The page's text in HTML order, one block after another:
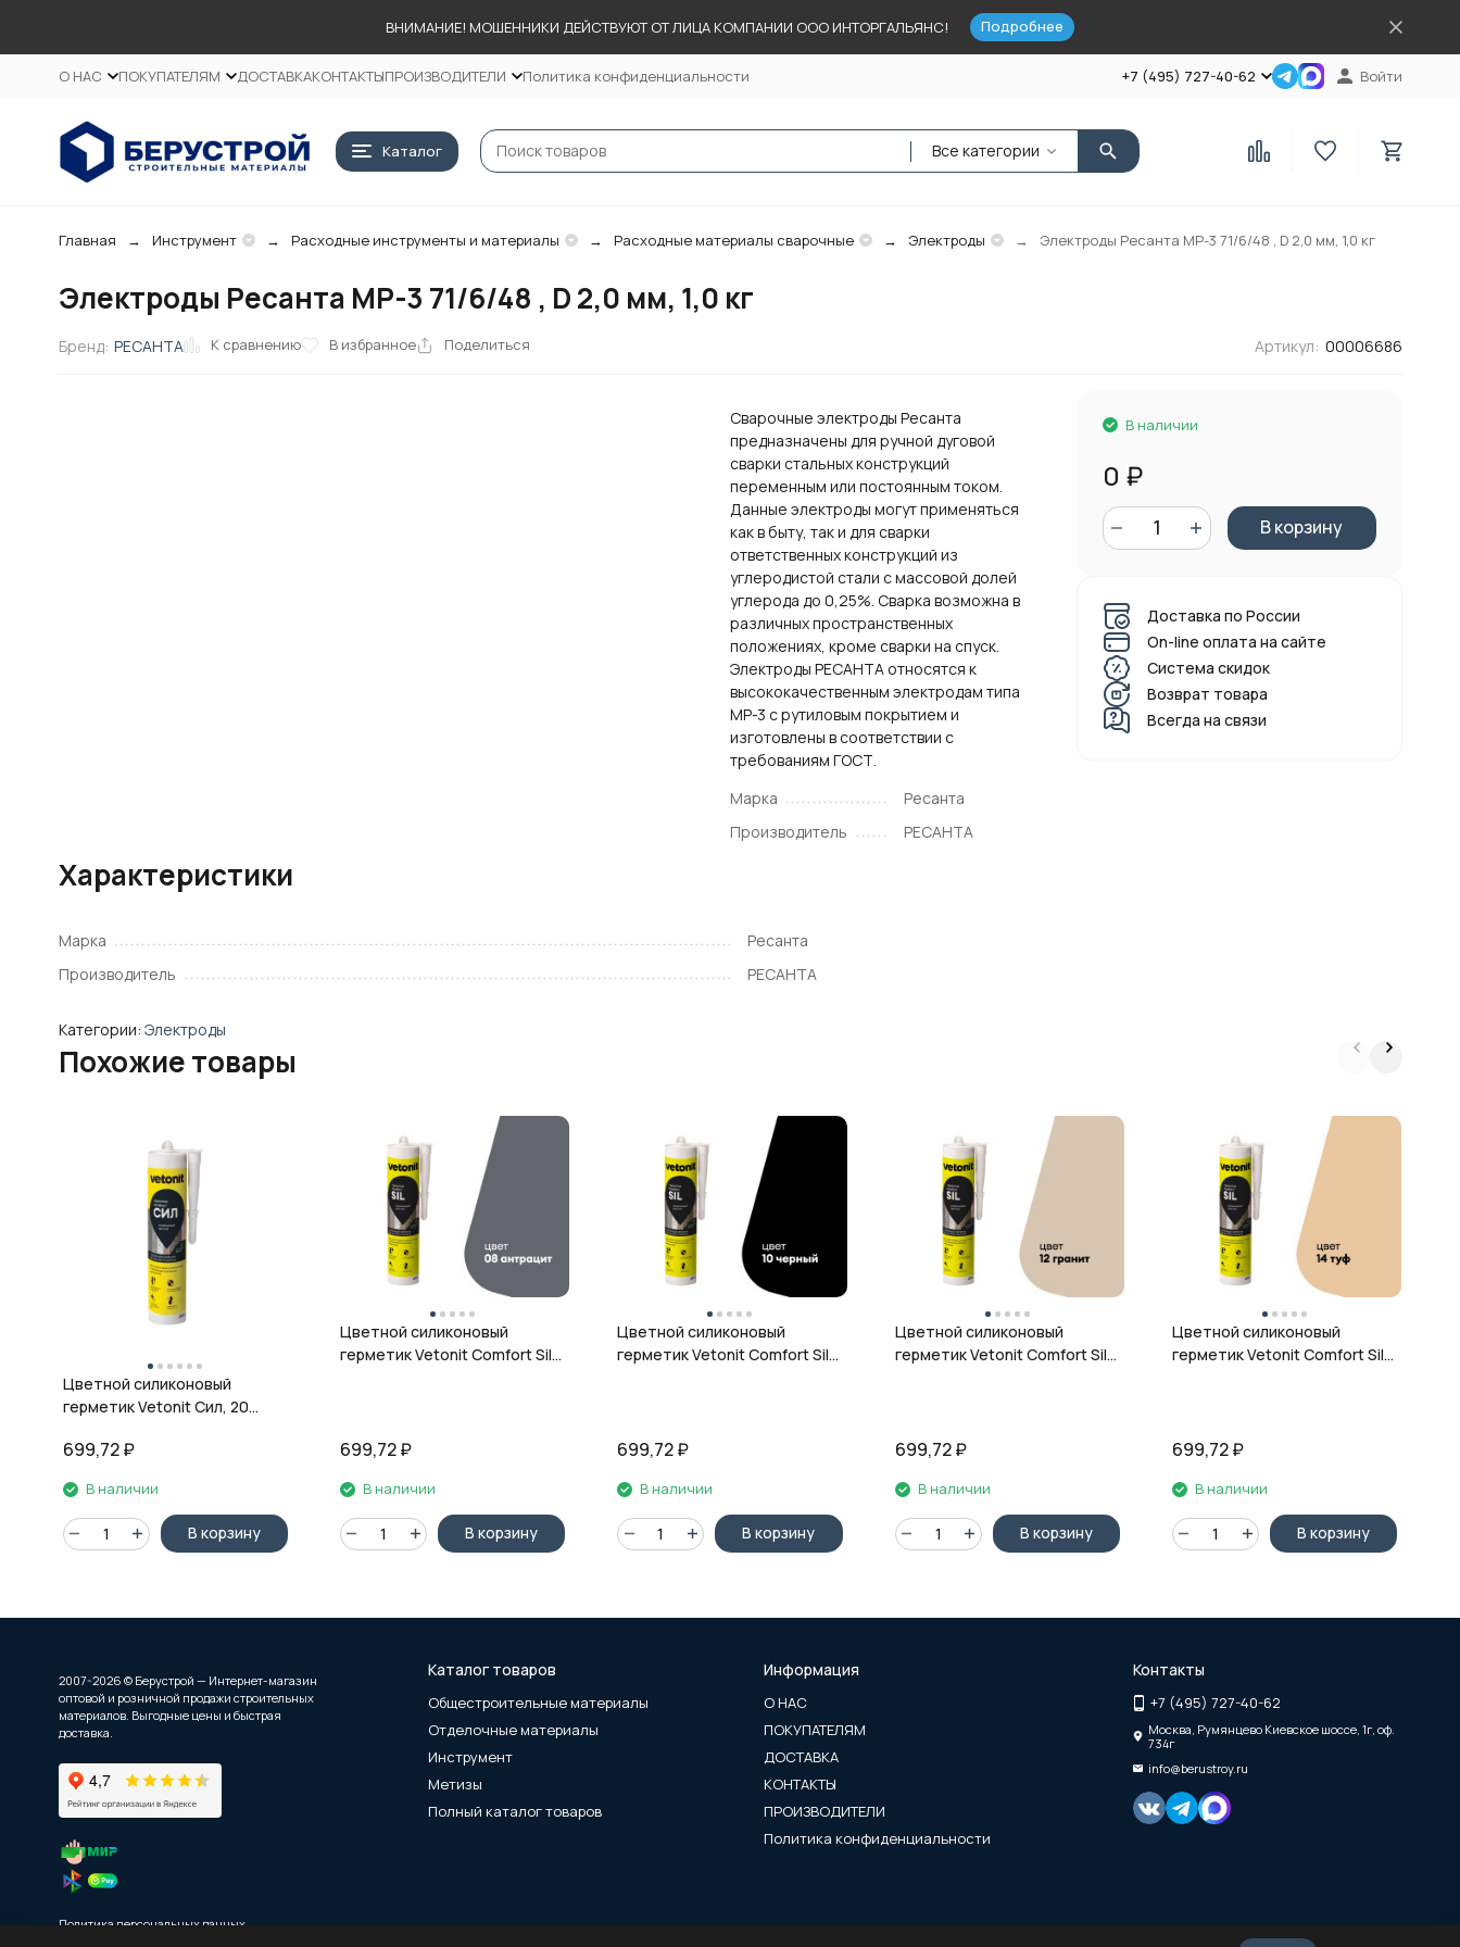
ВНИМАНИЕ! МОШЕННИКИ ДЕЙСТВУЮТ ОТ ЛИЦА КОМПАНИИ ООО ИНТОРГАЛЬЯНС! Подробнее
О НАС ПОКУПАТЕЛЯМ ДОСТАВКАКОНТАКТЫПРОИЗВОДИТЕЛИ Политика конфиденциальности +7 (495) 727-40-62 Войти
Каталог Все категории
Главная Инструмент Расходные инструменты и материалы Расходные материалы сварочные Электроды Электроды Ресанта МР-3 71/6/48 , D 2,0 мм, 1,0 кг
Электроды Ресанта МР-3 71/6/48 , D 2,0 мм, 1,0 кг
Бренд: РЕСАНТА К сравнению В избранное Поделиться Артикул: 00006686
Сварочные электроды Ресанта
предназначены для ручной дуговой
сварки стальных конструкций
переменным или постоянным током.
Данные электроды могут применяться
как в быту, так и для сварки
ответственных конструкций из
углеродистой стали с массовой долей
углерода до 0,25%. Сварка возможна в
различных пространственных
положениях, кроме сварки на спуск.
Электроды РЕСАНТА относятся к
высококачественным электродам типа
МР-3 с рутиловым покрытием и
изготовлены в соответствии с
требованиям ГОСТ.
Марка
Ресанта
Производитель
РЕСАНТА
В наличии
0 ₽
В корзину
Доставка по России
On-line оплата на сайте
Система скидок
Возврат товара
Всегда на связи
Характеристики
Марка
Ресанта
Производитель
РЕСАНТА
Категории: Электроды
Похожие товары
Цветной силиконовый
герметик Vetonit Сил, 20
699,72 ₽
В наличии
В корзину
Цветной силиконовый
герметик Vetonit Comfort Sil,
699,72₽
В наличии
В корзину
Цветной силиконовый
герметик Vetonit Comfort Sil,
699,72₽
В наличии
В корзину
Цветной силиконовый
герметик Vetonit Comfort Sil,
699,72₽
В наличии
В корзину
Цветной силиконовый
герметик Vetonit Comfort Sil,
699,72₽
В наличии
В корзину
2007-2026 © Берустрой — Интернет-магазин
оптовой и розничной продажи строительных
материалов. Выгодные цены и быстрая
доставка.
Политика персональных данных
Каталог товаров
Общестроительные материалы
Отделочные материалы
Инструмент
Метизы
Полный каталог товаров
Информация
О НАС
ПОКУПАТЕЛЯМ
ДОСТАВКА
КОНТАКТЫ
ПРОИЗВОДИТЕЛИ
Политика конфиденциальности
Контакты
+7 (495) 727-40-62
Москва, Румянцево Киевское шоссе, 1г, оф.
734г
info@berustroy.ru